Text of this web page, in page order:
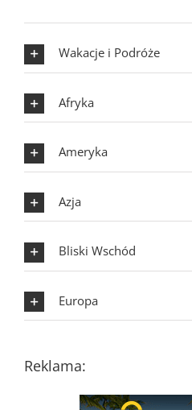
Wakacje i Podróże
Afryka
Ameryka
Azja
Bliski Wschód
Europa
Reklama: